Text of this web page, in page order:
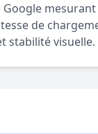
de
stabilité visuelle.